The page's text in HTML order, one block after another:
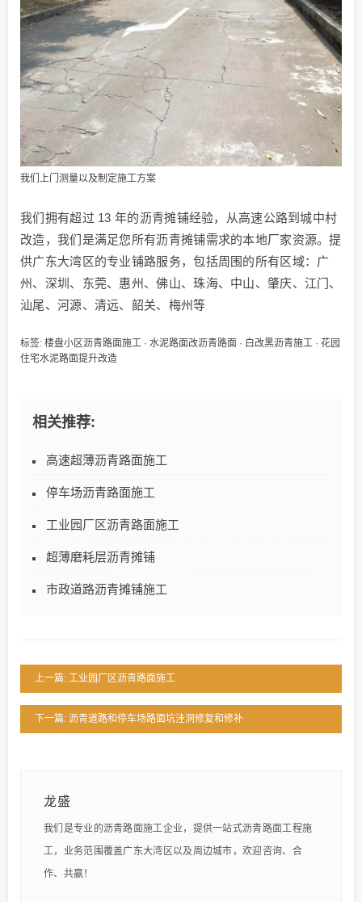
我们上门测量以及制定施工方案
我们拥有超过 13 年的沥青摊铺经验，从高速公路到城中村
改造，我们是满足您所有沥青摊铺需求的本地厂家资源。提
供广东大湾区的专业铺路服务，包括周围的所有区域：广
州、深圳、东莞、惠州、佛山、珠海、中山、肇庆、江门、
汕尾、河源、清远、韶关、梅州等
标签: 楼盘小区沥青路面施工 · 水泥路面改沥青路面 · 白改黑沥青施工 · 花园
住宅水泥路面提升改造
相关推荐:
高速超薄沥青路面施工
停车场沥青路面施工
工业园厂区沥青路面施工
超薄磨耗层沥青摊铺
市政道路沥青摊铺施工
上一篇: 工业园厂区沥青路面施工
下一篇: 沥青道路和停车场路面坑洼洞修复和修补
龙盛
我们是专业的沥青路面施工企业，提供一站式沥青路面工程施
工，业务范围覆盖广东大湾区以及周边城市，欢迎咨询、合
作、共赢！